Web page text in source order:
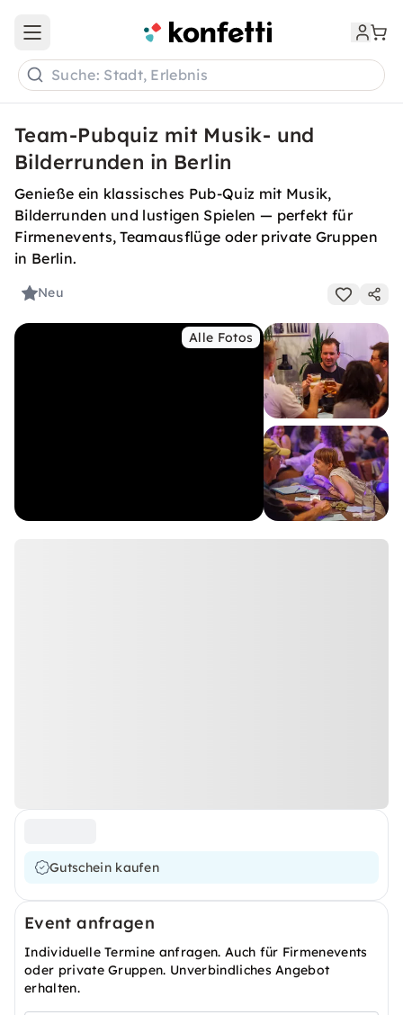
Open main menu
Suche: Stadt, Erlebnis
Team-Pubquiz mit Musik- und
Bilderrunden in Berlin
Genieße ein klassisches Pub-Quiz mit Musik,
Bilderrunden und lustigen Spielen — perfekt für
Firmenevents, Teamausflüge oder private Gruppen
in Berlin.
Neu
Alle Fotos
Gutschein kaufen
Event anfragen
Individuelle Termine anfragen. Auch für Firmenevents
oder private Gruppen. Unverbindliches Angebot
erhalten.